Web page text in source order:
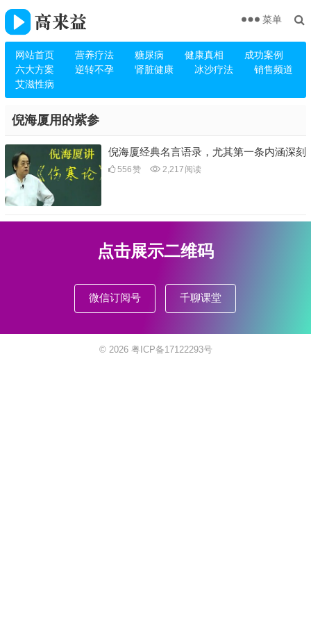
网站首页 营养疗法 糖尿病 健康真相
成功案例
六大方案
逆转不孕 肾脏健康 冰沙疗法
销售频道
艾滋性病
菜单
倪海厦用的紫参
倪海厦经典名言语录，尤其第一条内涵深刻
556赞 2,217 阅读
点击展示二维码
微信订阅号 千聊课堂
© 2026 粤ICP备17122293号